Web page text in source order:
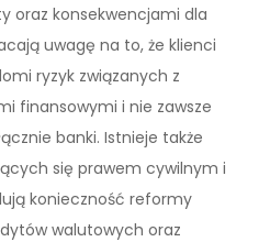
oraz konsekwencjami dla
uwagę na to, że klienci
ryzyk związanych z
finansowymi i nie zawsze
banki. Istnieje także
się prawem cywilnym i
konieczność reformy
walutowych oraz